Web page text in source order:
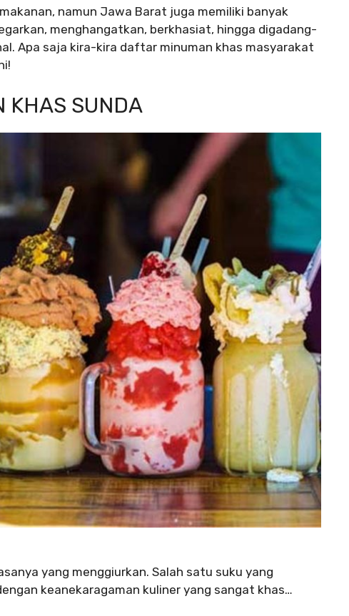
namun Jawa Barat juga memiliki banyak
menghangatkan, berkhasiat, hingga digadang-
Apa saja kira-kira daftar minuman khas masyarakat
KHAS SUNDA
yang menggiurkan. Salah satu suku yang
keanekaragaman kuliner yang sangat khas…